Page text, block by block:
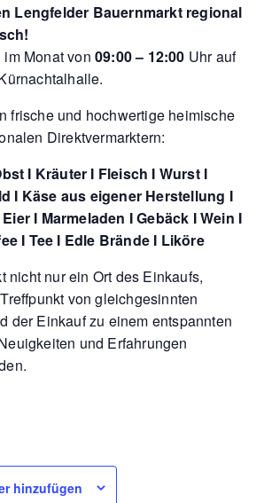
Lengfelder Bauernmarkt regional
Monat von 09:00 – 12:00 Uhr auf
frische und hochwertige heimische
Direktvermarktern:
I Kräuter I Fleisch I Wurst I
I Käse aus eigener Herstellung I
I Marmeladen I Gebäck I Wein I
I Tee I Edle Brände I Liköre
nicht nur ein Ort des Einkaufs,
von gleichgesinnten
der Einkauf zu einem entspannten
und Erfahrungen
hinzufügen